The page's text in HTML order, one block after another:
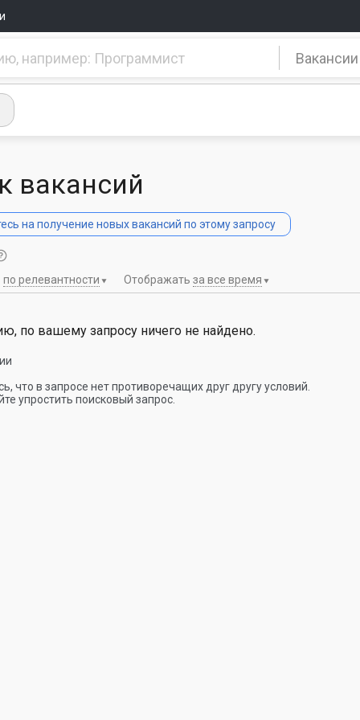
Вакансии
вакансий
на получение новых вакансий по этому запросу
по релевантности Отображать за все время
по вашему запросу ничего не найдено.
что в запросе нет противоречащих друг другу условий.
упростить поисковый запрос.